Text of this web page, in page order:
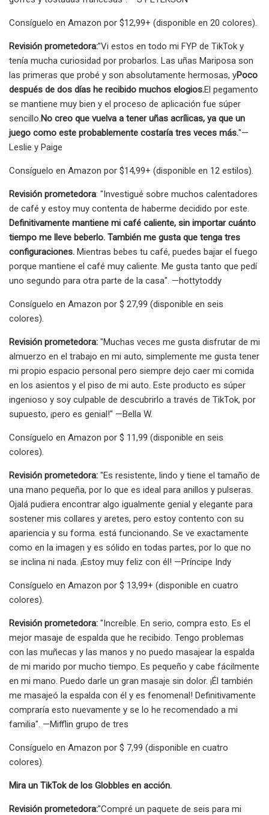
Consíguelo en Amazon por $12,99+ (disponible en 20 colores).
Revisión prometedora:"Vi estos en todo mi FYP de TikTok y
tenía mucha curiosidad por probarlos. Las uñas Mariposa son
las primeras que probé y son absolutamente hermosas, yPoco
después de dos días he recibido muchos elogios.El pegamento
se mantiene muy bien y el proceso de aplicación fue súper
sencillo.No creo que vuelva a tener uñas acrílicas, ya que un
juego como este probablemente costaría tres veces más."—
Leslie y Paige
Consíguelo en Amazon por $14,99+ (disponible en 12 estilos).
Revisión prometedora: "Investigué sobre muchos calentadores
de café y estoy muy contenta de haberme decidido por este.
Definitivamente mantiene mi café caliente, sin importar cuánto
tiempo me lleve beberlo. También me gusta que tenga tres
configuraciones. Mientras bebes tu café, puedes bajar el fuego
porque mantiene el café muy caliente. Me gusta tanto que pedí
uno segundo para otra parte de la casa". —hottytoddy
Consíguelo en Amazon por $ 27,99 (disponible en seis
colores).
Revisión prometedora: "Muchas veces me gusta disfrutar de mi
almuerzo en el trabajo en mi auto, simplemente me gusta tener
mi propio espacio personal pero siempre dejo caer mi comida
en los asientos y el piso de mi auto. Este producto es súper
ingenioso y soy culpable de descubrirlo a través de TikTok, por
supuesto, ¡pero es genial!" —Bella W.
Consíguelo en Amazon por $ 11,99 (disponible en seis
colores).
Revisión prometedora: "Es resistente, lindo y tiene el tamaño de
una mano pequeña, por lo que es ideal para anillos y pulseras.
Ojalá pudiera encontrar algo igualmente genial y elegante para
sostener mis collares y aretes, pero estoy contento con su
apariencia y su forma. está funcionando. Se ve exactamente
como en la imagen y es sólido en todas partes, por lo que no
se inclina ni nada. ¡Estoy muy feliz con él! —Príncipe Indy
Consíguelo en Amazon por $ 13,99+ (disponible en cuatro
colores).
Revisión prometedora: "Increíble. En serio, compra esto. Es el
mejor masaje de espalda que he recibido. Tengo problemas
con las muñecas y las manos y no puedo masajear la espalda
de mi marido por mucho tiempo. Es pequeño y cabe fácilmente
en mi mano. Puedo darle un gran masaje sin dolor. ¡Él también
me masajeó la espalda con él y es fenomenal! Definitivamente
compraría esto nuevamente y se lo he recomendado a mi
familia". —Mifflin grupo de tres
Consíguelo en Amazon por $ 7,99 (disponible en cuatro
colores).
Mira un TikTok de los Globbles en acción.
Revisión prometedora:"Compré un paquete de seis para mi